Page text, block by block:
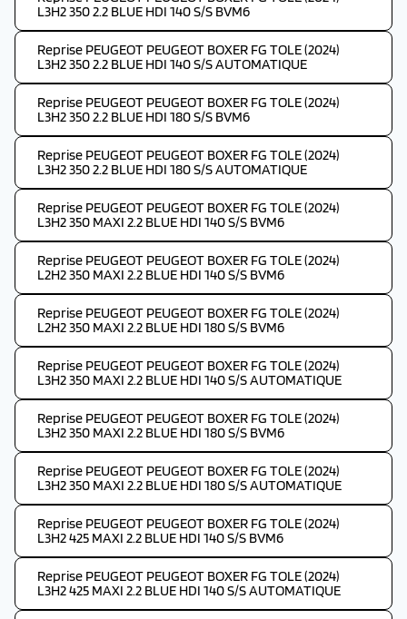
L3H2 350 2.2 BLUE HDI 140 S/S BVM6
Reprise PEUGEOT PEUGEOT BOXER FG TOLE (2024)
L3H2 350 2.2 BLUE HDI 140 S/S AUTOMATIQUE
Reprise PEUGEOT PEUGEOT BOXER FG TOLE (2024)
L3H2 350 2.2 BLUE HDI 180 S/S BVM6
Reprise PEUGEOT PEUGEOT BOXER FG TOLE (2024)
L3H2 350 2.2 BLUE HDI 180 S/S AUTOMATIQUE
Reprise PEUGEOT PEUGEOT BOXER FG TOLE (2024)
L3H2 350 MAXI 2.2 BLUE HDI 140 S/S BVM6
Reprise PEUGEOT PEUGEOT BOXER FG TOLE (2024)
L2H2 350 MAXI 2.2 BLUE HDI 140 S/S BVM6
Reprise PEUGEOT PEUGEOT BOXER FG TOLE (2024)
L2H2 350 MAXI 2.2 BLUE HDI 180 S/S BVM6
Reprise PEUGEOT PEUGEOT BOXER FG TOLE (2024)
L3H2 350 MAXI 2.2 BLUE HDI 140 S/S AUTOMATIQUE
Reprise PEUGEOT PEUGEOT BOXER FG TOLE (2024)
L3H2 350 MAXI 2.2 BLUE HDI 180 S/S BVM6
Reprise PEUGEOT PEUGEOT BOXER FG TOLE (2024)
L3H2 350 MAXI 2.2 BLUE HDI 180 S/S AUTOMATIQUE
Reprise PEUGEOT PEUGEOT BOXER FG TOLE (2024)
L3H2 425 MAXI 2.2 BLUE HDI 140 S/S BVM6
Reprise PEUGEOT PEUGEOT BOXER FG TOLE (2024)
L3H2 425 MAXI 2.2 BLUE HDI 140 S/S AUTOMATIQUE